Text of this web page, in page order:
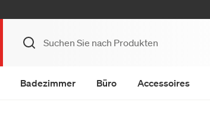
Badezimmer Büro Accessoires